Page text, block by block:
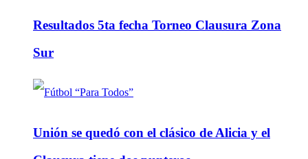
Resultados 5ta fecha Torneo Clausura Zona
Sur
Unión se quedó con el clásico de Alicia y el